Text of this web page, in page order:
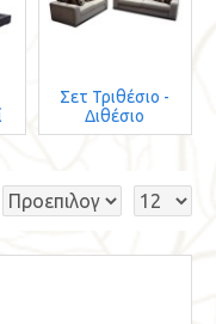
Σετ Τριθέσιο -
Διθέσιο